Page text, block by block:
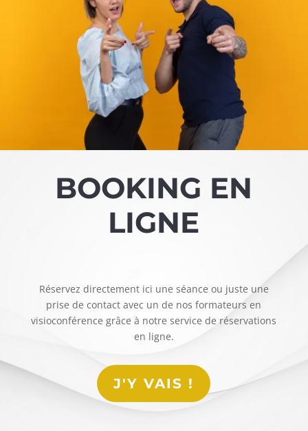
BOOKING EN
LIGNE
Réservez directement ici une séance ou juste une
prise de contact avec un de nos formateurs en
visioconférence grâce à notre service de réservations
en ligne.
J'Y VAIS !